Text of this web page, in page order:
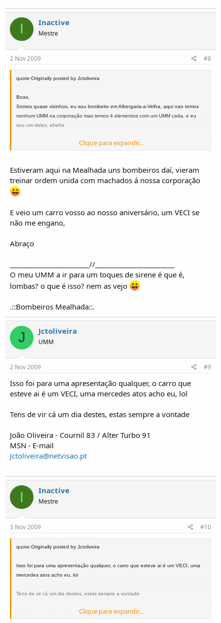
I Inactive
Mestre
2 Nov 2009 #8
quote:Originally posted by Jctoliveira
Boas,
Somos quase vizinhos, eu sou bombeiro em Albergaria-a-Velha, aqui nao temos
nenhum UMM na corporação mas temos 4 elementos com um UMM cada, e eu
sou um deles, ehehe
Quando quiseres passa aqui.
MSN - E-mail
Jctoliveira@netvisao.pt
Clique para expandir...
Estiveram aqui na Mealhada uns bombeiros daí, vieram
treinar ordem unida com machados á nossa corporação
E veio um carro vosso ao nosso aniversário, um VECI se
não me engano,
Abraço
_______________________//_______________________
O meu UMM a ir para um toques de sirene é que é,
lombas? o que é isso? nem as vejo
.::Bombeiros Mealhada::.
J Jctoliveira
UMM
2 Nov 2009 #9
Isso foi para uma apresentação qualquer, o carro que
esteve ai é um VECI, uma mercedes atos acho eu, lol
Tens de vir cá um dia destes, estas sempre a vontade
João Oliveira - Cournil 83 / Alter Turbo 91
MSN - E-mail
Jctoliveira@netvisao.pt
I Inactive
Mestre
3 Nov 2009 #10
quote:Originally posted by Jctoliveira
Isso foi para uma apresentação qualquer, o carro que esteve ai é um VECI, uma
mercedes atos acho eu, lol
Tens de vir cá um dia destes, estas sempre a vontade
João Oliveira - Cournil 83 / Alter Turbo 91Clique para expandir...